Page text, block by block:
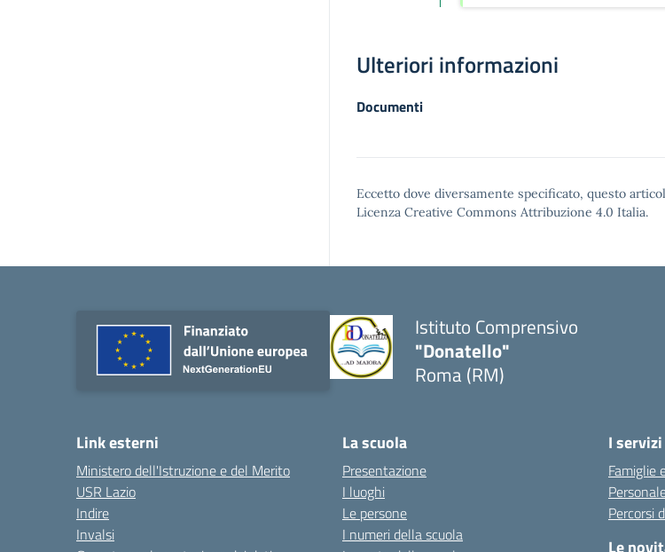
Ulteriori informazioni
Documenti
Eccetto dove diversamente specificato, questo
Licenza Creative Commons Attribuzione 4.0 Italia.
Istituto Comprensivo
"Donatello"
Roma (RM)
Link esterni
Ministero dell'Istruzione e del Merito
USR Lazio
Indire
Invalsi
La scuola
Presentazione
I luoghi
Le persone
I numeri della scuola
I servizi
Famiglie
Percorsi
Le